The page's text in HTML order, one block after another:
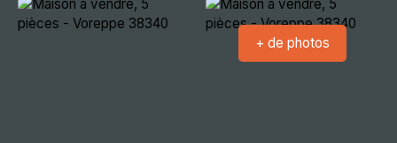
+ de photos